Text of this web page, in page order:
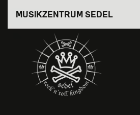
Inhalt
MUSIKZENTRUM SEDEL